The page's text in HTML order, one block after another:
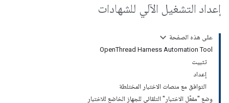
إعداد التشغيل الآلي للشهادات
على هذه الصفحة
OpenThread Harness Automation Tool
تثبيت
إعداد
التوافق مع منصات الاختبار المختلطة
وضع "مفعِّل الاختبار" التلقائي للجهاز الخاضع للاختبار